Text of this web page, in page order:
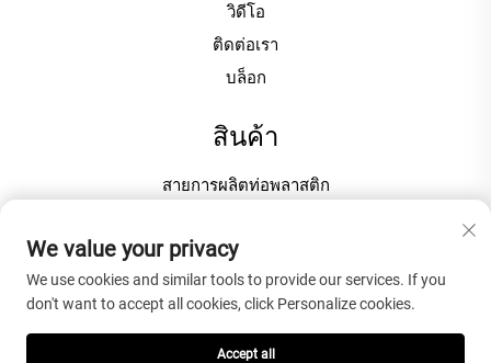
วิดีโอ
ติดต่อเรา
บล็อก
สินค้า
สายการผลิตท่อพลาสติก
สายการผลิตแผ่นพลาสติก / บอร์ด
เครื่องขึ้นเม็ด / เม็ดพลาสติก
เครื่องผสมพลาสติกสำหรับการผลิตพีวีซี
We value your privacy
We use cookies and similar tools to provide our services. If you
don't want to accept all cookies, click Personalize cookies.
Accept all